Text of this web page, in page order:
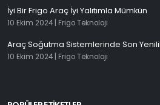
İyi Bir Frigo Araç İyi Yalıtımla Mümkün
10 Ekim 2024 | Frigo Teknoloji
Araç Soğutma Sistemlerinde Son
10 Ekim 2024 | Frigo Teknoloji